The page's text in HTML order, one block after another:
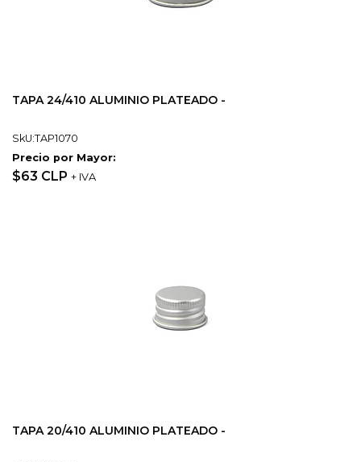
TAPA 24/410 ALUMINIO PLATEADO -
SkU:TAP1070
Precio por Mayor:
$63 CLP + IVA
TAPA 20/410 ALUMINIO PLATEADO -